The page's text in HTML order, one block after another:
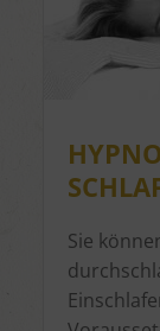
Sie
Werbung
Erstellung
von Daten aus